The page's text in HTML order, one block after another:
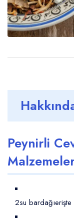
Peynirli
2su bardağıerişte